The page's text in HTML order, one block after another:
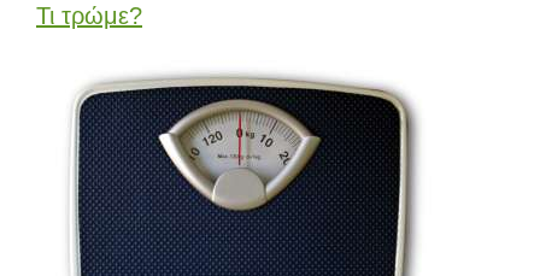
Τι τρώμε?